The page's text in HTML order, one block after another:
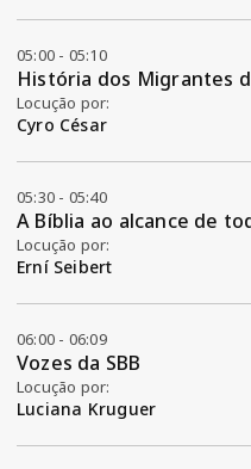
05:00 - 05:10
História dos Migrantes
Locução por:
Cyro César
05:30 - 05:40
A Bíblia ao alcance de
Locução por:
Erní Seibert
06:00 - 06:09
Vozes da SBB
Locução por:
Luciana Kruguer